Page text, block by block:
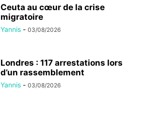
Ceuta au cœur de la crise
migratoire
Yannis - 03/08/2026
Londres : 117 arrestations lors
d’un rassemblement
Yannis - 03/08/2026